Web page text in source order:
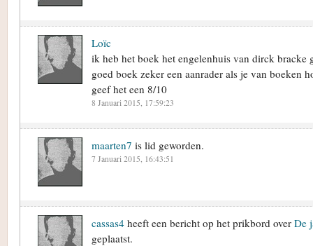
Loïc
ik heb het boek het engelenhuis van dirck bracke
goed boek zeker een aanrader als je van boeken
geef het een 8/10
8 Januari 2015, 17:59:23
maarten7 is lid geworden.
7 Januari 2015, 16:43:51
cassas4 heeft een bericht op het prikbord over De
geplaatst.